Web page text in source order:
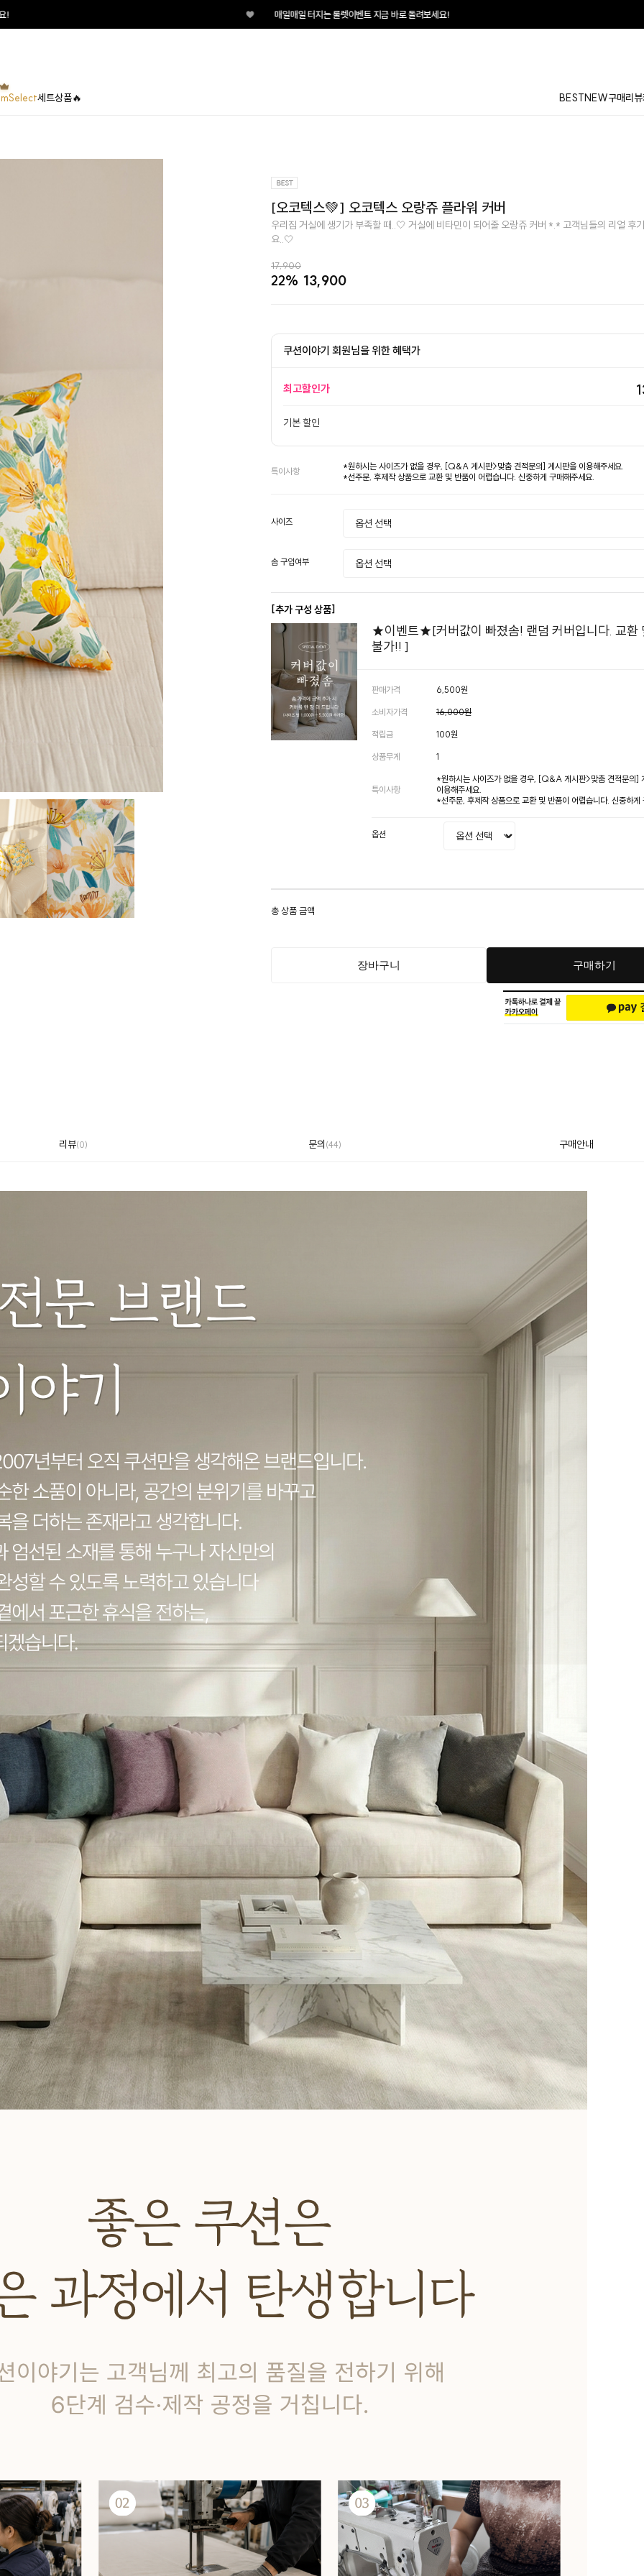
매일매일 터지는 룰렛이벤트 지금 바로 돌려보세요!
세트상품🔥 BESTNEW구매리뷰
[오코텍스💚] 오코텍스 오랑쥬 플라워 커버
우리집 거실에 생기가 부족할 때..🤍 거실에 비타민이 되어줄 오랑쥬 커버 *.* 고객님들의 리얼 후
요..🤍
17,900
22% 13,900
쿠션이야기 회원님을 위한 혜택가
최고할인가
기본 할인
특이사항
*원하시는 사이즈가 없을 경우, [Q&A 게시판>맞춤 견적문의] 게시판을 이용해주세요.
*선주문, 후제작 상품으로 교환 및 반품이 어렵습니다. 신중하게 구매해주세요.
사이즈
솜 구입여부
[추가 구성 상품]
★이벤트★[커버값이 빠졌솜! 랜덤 커버입니다. 교환
불가!! ]
판매가격 6,500원
소비자가격 16,000원
적립금 100원
상품무게 1
특이사항
*원하시는 사이즈가 없을 경우, [Q&A 게시판>맞춤 견적문의]
이용해주세요.
*선주문, 후제작 상품으로 교환 및 반품이 어렵습니다. 신중하게
옵션
총 상품 금액
장바구니 구매하기
리뷰(0) 문의 (44) 구매안내